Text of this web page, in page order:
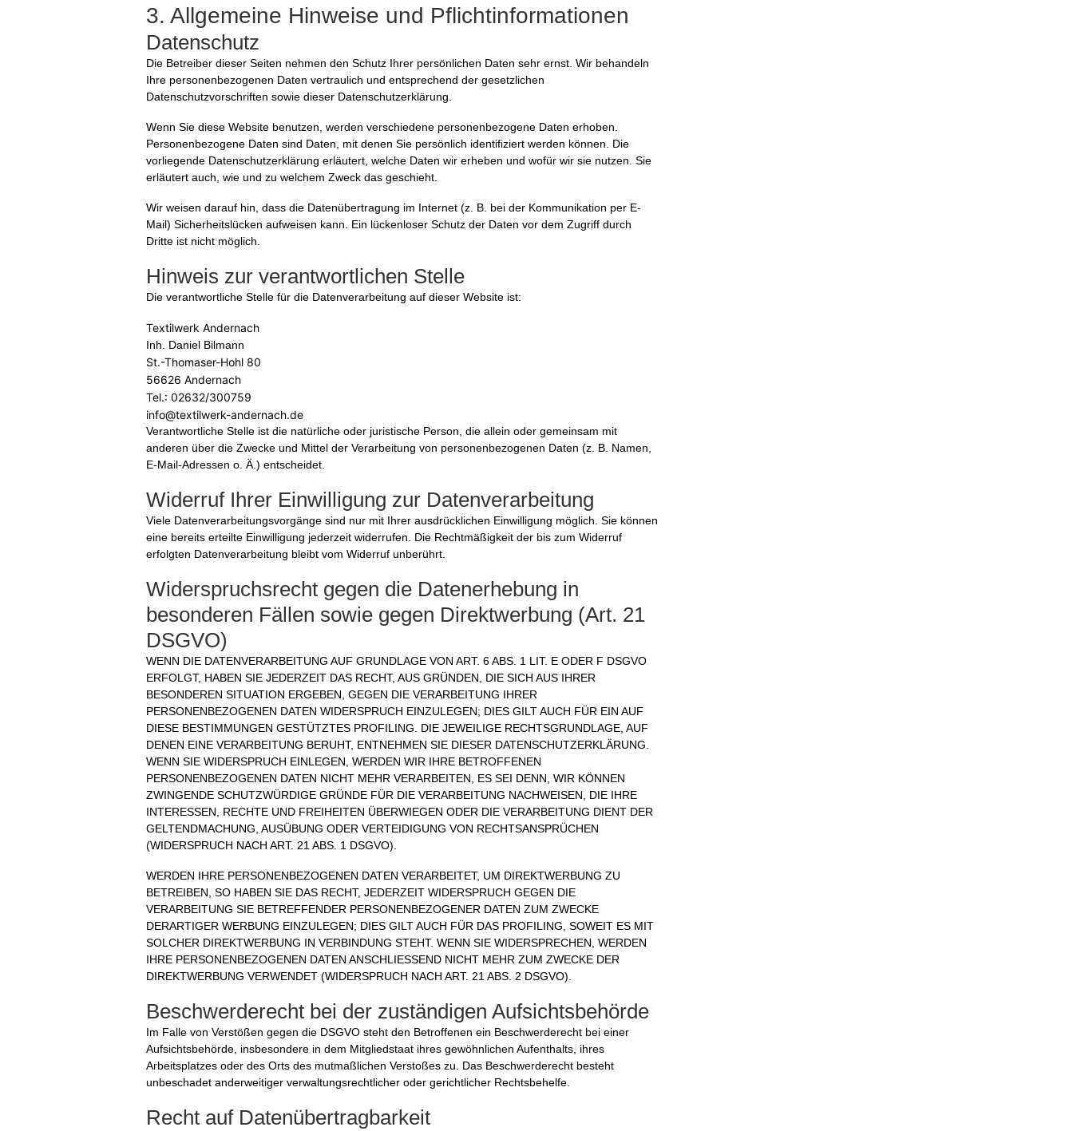
3. Allgemeine Hinweise und Pflicht­informationen
Datenschutz
Die Betreiber dieser Seiten nehmen den Schutz Ihrer persönlichen Daten sehr ernst. Wir behandeln
Ihre personenbezogenen Daten vertraulich und entsprechend der gesetzlichen
Datenschutzvorschriften sowie dieser Datenschutzerklärung.
Wenn Sie diese Website benutzen, werden verschiedene personenbezogene Daten erhoben.
Personenbezogene Daten sind Daten, mit denen Sie persönlich identifiziert werden können. Die
vorliegende Datenschutzerklärung erläutert, welche Daten wir erheben und wofür wir sie nutzen. Sie
erläutert auch, wie und zu welchem Zweck das geschieht.
Wir weisen darauf hin, dass die Datenübertragung im Internet (z. B. bei der Kommunikation per E-
Mail) Sicherheitslücken aufweisen kann. Ein lückenloser Schutz der Daten vor dem Zugriff durch
Dritte ist nicht möglich.
Hinweis zur verantwortlichen Stelle
Die verantwortliche Stelle für die Datenverarbeitung auf dieser Website ist:
Textilwerk Andernach
Inh. Daniel Bilmann
St.-Thomaser-Hohl 80
56626 Andernach
Tel.: 02632/300759
info@textilwerk-andernach.de
Verantwortliche Stelle ist die natürliche oder juristische Person, die allein oder gemeinsam mit
anderen über die Zwecke und Mittel der Verarbeitung von personenbezogenen Daten (z. B. Namen,
E-Mail-Adressen o. Ä.) entscheidet.
Widerruf Ihrer Einwilligung zur Datenverarbeitung
Viele Datenverarbeitungsvorgänge sind nur mit Ihrer ausdrücklichen Einwilligung möglich. Sie können
eine bereits erteilte Einwilligung jederzeit widerrufen. Die Rechtmäßigkeit der bis zum Widerruf
erfolgten Datenverarbeitung bleibt vom Widerruf unberührt.
Widerspruchsrecht gegen die Datenerhebung in
besonderen Fällen sowie gegen Direktwerbung (Art. 21
DSGVO)
WENN DIE DATENVERARBEITUNG AUF GRUNDLAGE VON ART. 6 ABS. 1 LIT. E ODER F DSGVO
ERFOLGT, HABEN SIE JEDERZEIT DAS RECHT, AUS GRÜNDEN, DIE SICH AUS IHRER
BESONDEREN SITUATION ERGEBEN, GEGEN DIE VERARBEITUNG IHRER
PERSONENBEZOGENEN DATEN WIDERSPRUCH EINZULEGEN; DIES GILT AUCH FÜR EIN AUF
DIESE BESTIMMUNGEN GESTÜTZTES PROFILING. DIE JEWEILIGE RECHTSGRUNDLAGE, AUF
DENEN EINE VERARBEITUNG BERUHT, ENTNEHMEN SIE DIESER DATENSCHUTZERKLÄRUNG.
WENN SIE WIDERSPRUCH EINLEGEN, WERDEN WIR IHRE BETROFFENEN
PERSONENBEZOGENEN DATEN NICHT MEHR VERARBEITEN, ES SEI DENN, WIR KÖNNEN
ZWINGENDE SCHUTZWÜRDIGE GRÜNDE FÜR DIE VERARBEITUNG NACHWEISEN, DIE IHRE
INTERESSEN, RECHTE UND FREIHEITEN ÜBERWIEGEN ODER DIE VERARBEITUNG DIENT DER
GELTENDMACHUNG, AUSÜBUNG ODER VERTEIDIGUNG VON RECHTSANSPRÜCHEN
(WIDERSPRUCH NACH ART. 21 ABS. 1 DSGVO).
WERDEN IHRE PERSONENBEZOGENEN DATEN VERARBEITET, UM DIREKTWERBUNG ZU
BETREIBEN, SO HABEN SIE DAS RECHT, JEDERZEIT WIDERSPRUCH GEGEN DIE
VERARBEITUNG SIE BETREFFENDER PERSONENBEZOGENER DATEN ZUM ZWECKE
DERARTIGER WERBUNG EINZULEGEN; DIES GILT AUCH FÜR DAS PROFILING, SOWEIT ES MIT
SOLCHER DIREKTWERBUNG IN VERBINDUNG STEHT. WENN SIE WIDERSPRECHEN, WERDEN
IHRE PERSONENBEZOGENEN DATEN ANSCHLIESSEND NICHT MEHR ZUM ZWECKE DER
DIREKTWERBUNG VERWENDET (WIDERSPRUCH NACH ART. 21 ABS. 2 DSGVO).
Beschwerde­recht bei der zuständigen Aufsichts­behörde
Im Falle von Verstößen gegen die DSGVO steht den Betroffenen ein Beschwerderecht bei einer
Aufsichtsbehörde, insbesondere in dem Mitgliedstaat ihres gewöhnlichen Aufenthalts, ihres
Arbeitsplatzes oder des Orts des mutmaßlichen Verstoßes zu. Das Beschwerderecht besteht
unbeschadet anderweitiger verwaltungsrechtlicher oder gerichtlicher Rechtsbehelfe.
Recht auf Daten­übertrag­barkeit